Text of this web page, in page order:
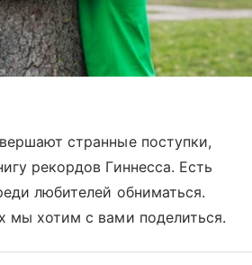
странные поступки,
рекордов Гиннесса. Есть
любителей обниматься.
мы хотим с вами поделиться.